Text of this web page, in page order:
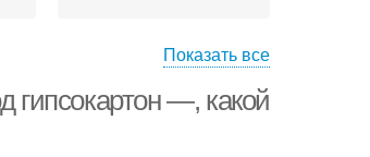
Показать все
гипсокартон —, какой